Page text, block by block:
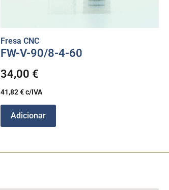
Fresa CNC
FW-V-90/8-4-60
34,00 €
41,82€c/IVA
Adicionar